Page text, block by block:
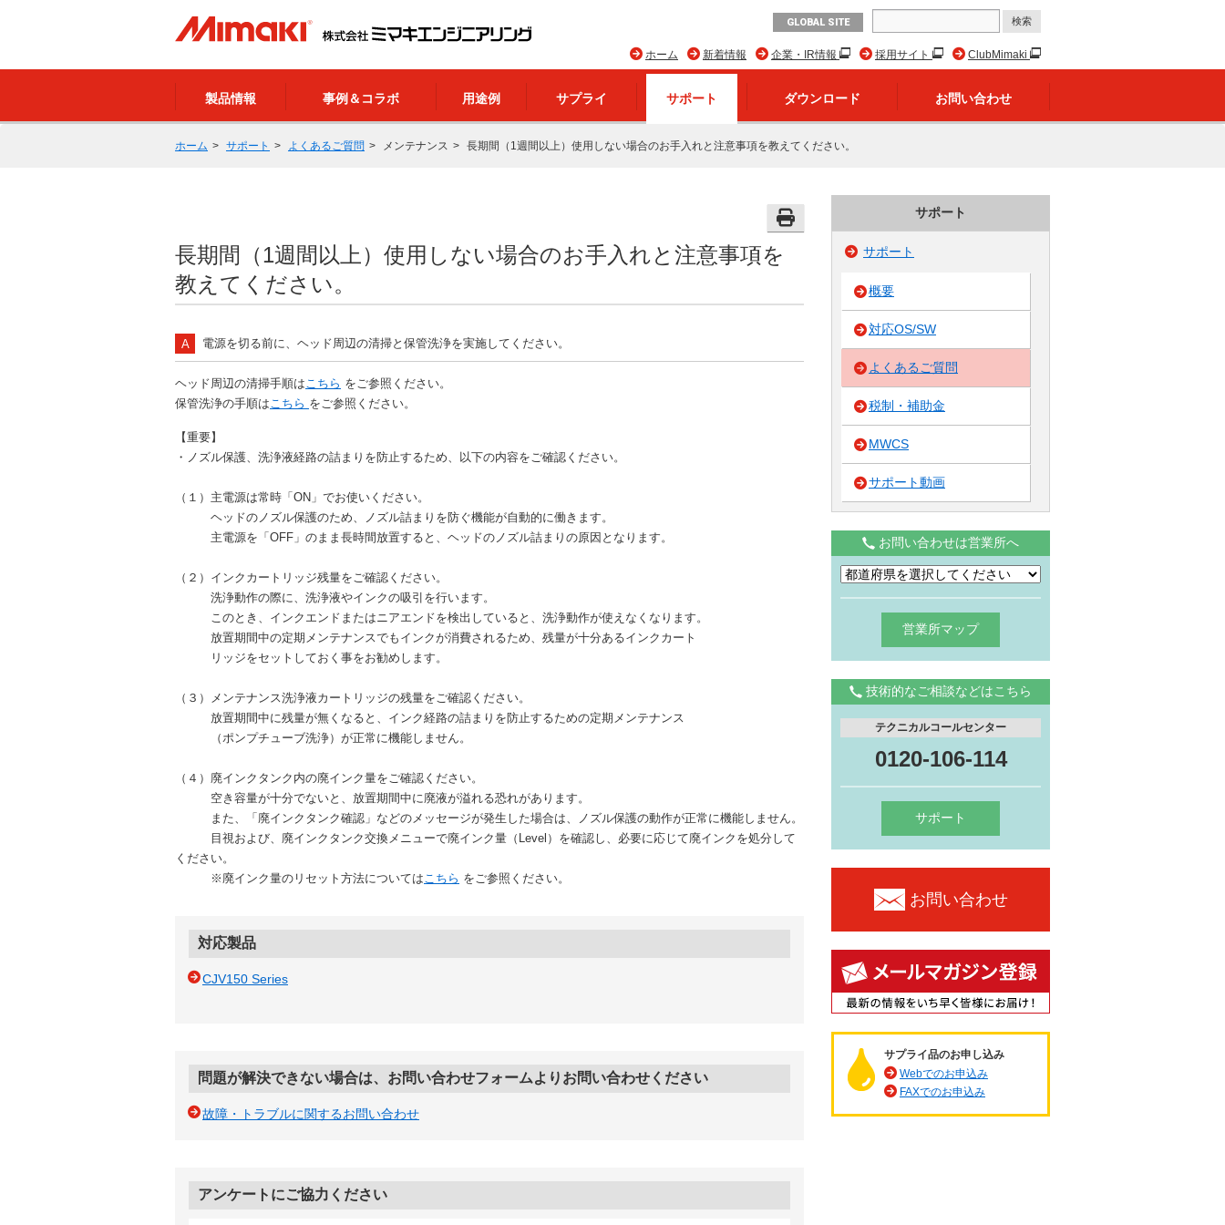
GLOBAL SITE
ClubMimaki
採用サイト
企業・IR情報
新着情報
ホーム
製品情報 事例＆コラボ 用途例 サプライ サポート ダウンロード お問い合わせ
ホーム サポート よくあるご質問 メンテナンス 長期間（1週間以上）使用しない場合のお手入れと注意事項を教えてください。
長期間（1週間以上）使用しない場合のお手入れと注意事項を
教えてください。
電源を切る前に、ヘッド周辺の清掃と保管洗浄を実施してください。
ヘッド周辺の清掃手順はこちら をご参照ください。
保管洗浄の手順はこちら をご参照ください。
【重要】
・ノズル保護、洗浄液経路の詰まりを防止するため、以下の内容をご確認ください。
（１）主電源は常時「ON」でお使いください。
ヘッドのノズル保護のため、ノズル詰まりを防ぐ機能が自動的に働きます。
主電源を「OFF」のまま長時間放置すると、ヘッドのノズル詰まりの原因となります。
（２）インクカートリッジ残量をご確認ください。
洗浄動作の際に、洗浄液やインクの吸引を行います。
このとき、インクエンドまたはニアエンドを検出していると、洗浄動作が使えなくなります。
放置期間中の定期メンテナンスでもインクが消費されるため、残量が十分あるインクカート
リッジをセットしておく事をお勧めします。
（３）メンテナンス洗浄液カートリッジの残量をご確認ください。
放置期間中に残量が無くなると、インク経路の詰まりを防止するための定期メンテナンス
（ポンプチューブ洗浄）が正常に機能しません。
（４）廃インクタンク内の廃インク量をご確認ください。
空き容量が十分でないと、放置期間中に廃液が溢れる恐れがあります。
また、「廃インクタンク確認」などのメッセージが発生した場合は、ノズル保護の動作が正常に機能しません。
目視および、廃インクタンク交換メニューで廃インク量（Level）を確認し、必要に応じて廃インクを処分して
ください。
※廃インク量のリセット方法についてはこちら をご参照ください。
対応製品
CJV150 Series
問題が解決できない場合は、お問い合わせフォームよりお問い合わせください
故障・トラブルに関するお問い合わせ
アンケートにご協力ください
サポート
サポート
概要
対応OS/SW
よくあるご質問
税制・補助金
MWCS
サポート動画
お問い合わせは営業所へ
営業所マップ
技術的なご相談などはこちら
テクニカルコールセンター
0120-106-114
サポート
お問い合わせ
サプライ品のお申し込み
Webでのお申込み
FAXでのお申込み